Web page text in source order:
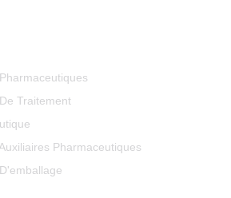
Traitement
Pharmaceutiques